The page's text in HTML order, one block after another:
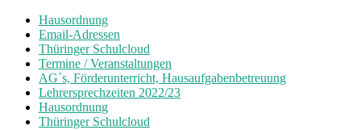
Hausordnung
Email-Adressen
Thüringer Schulcloud
Termine / Veranstaltungen
AG´s, Förderunterricht, Hausaufgabenbetreuung
Lehrersprechzeiten 2022/23
Hausordnung
Thüringer Schulcloud